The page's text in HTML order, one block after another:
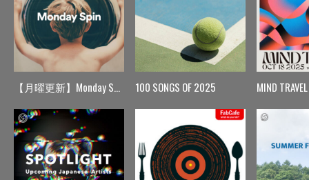
【月曜更新】Monday Spin 100 SONGS OF 2025 MIND TRAVEL